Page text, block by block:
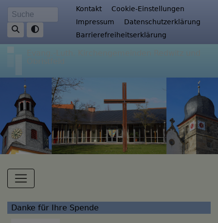
Direkt
zum
Inhalt
Suche Fußbereichsmenü
Kontakt
Cookie-Einstellungen
Impressum
Datenschutzerklärung
Barrierefreiheitserklärung
Hauptnavigation
Danke für Ihre Spende